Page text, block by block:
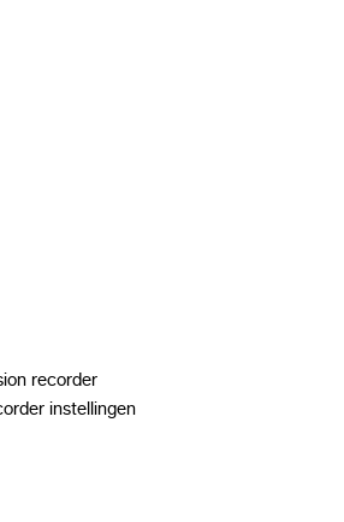
recorder
instellingen